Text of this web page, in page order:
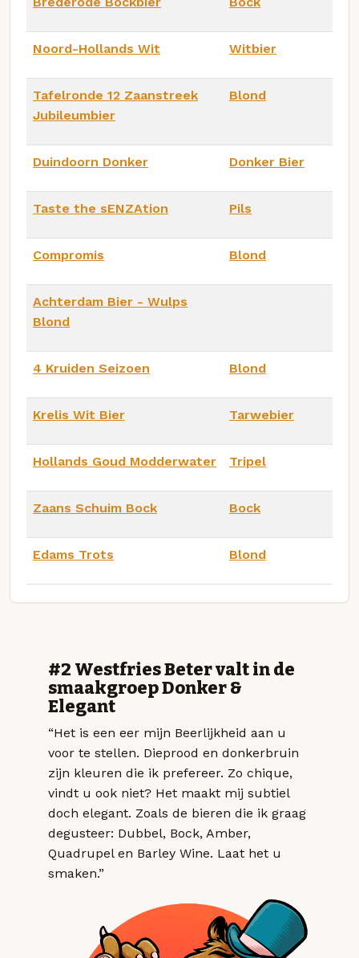
Noord-Hollands Wit Witbier
Tafelronde 12 Zaanstreek
Jubileumbier
Blond
Duindoorn Donker Donker Bier
Taste the sENZAtion Pils
Compromis Blond
Achterdam Bier - Wulps
Blond
4 Kruiden Seizoen Blond
Krelis Wit Bier Tarwebier
Hollands Goud Modderwater Tripel
Zaans Schuim Bock Bock
Edams Trots Blond
#2 Westfries Beter valt in de
smaakgroep Donker &
Elegant
“Het is een eer mijn Beerlijkheid aan u
voor te stellen. Dieprood en donkerbruin
zijn kleuren die ik prefereer. Zo chique,
vindt u ook niet? Het maakt mij subtiel
doch elegant. Zoals de bieren die ik graag
degusteer: Dubbel, Bock, Amber,
Quadrupel en Barley Wine. Laat het u
smaken.”